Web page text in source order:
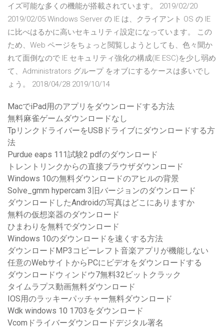
イズ可能な多くの機能が搭載されています。 2019/02/20
2019/02/05 Windows Server の IE は、クライアント OS の IE
に比べはるかに高いセキュリティ設定になっています。 この
ため、Web ページをちょっと閲覧しようとしても、色々聞か
れて面倒なので IE セキュリティ強化の構成(IE ESC)を少し弱め
て、Administrators グループ をオブにするケースは多いでし
ょう。 2018/04/28 2019/10/14
MacでiPad用のアプリをダウンロードする方法
無料麻雀ゲームダウンロードなし
TpリンクドライバーをUSBドライブにダウンロードする方
法
Purdue eaps 111試験2 pdfのダウンロード
トレントリンクからの直接ブラウザダウンロード
Windows 10の無料ダウンロードのアヒルの背景
Solve_gmm hypercam 3旧バージョンのダウンロード
ダウンロードしたAndroidの写真はどこにありますか
無料の仮想楽器のダウンロード
ひまわりを無料でダウンロード
Windows 10のダウンロードを速くする方法
ダウンロードMP3コピーレフト音楽アプリが機能しない
任意のWebサイトからPCにビデオをダウンロードする
ダウンロードウィンドウ7無料32ビットクラック
タイムラプス動画無料ダウンロード
IOS用のラッキーパッチャー無料ダウンロード
Wdk windows 10 1703をダウンロード
Vcomドライバーダウンロードデジタル署名